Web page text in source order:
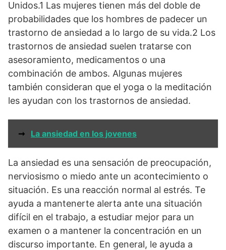
Unidos.1 Las mujeres tienen más del doble de
probabilidades que los hombres de padecer un
trastorno de ansiedad a lo largo de su vida.2 Los
trastornos de ansiedad suelen tratarse con
asesoramiento, medicamentos o una
combinación de ambos. Algunas mujeres
también consideran que el yoga o la meditación
les ayudan con los trastornos de ansiedad.
➞ La ansiedad en los jovenes
La ansiedad es una sensación de preocupación,
nerviosismo o miedo ante un acontecimiento o
situación. Es una reacción normal al estrés. Te
ayuda a mantenerte alerta ante una situación
difícil en el trabajo, a estudiar mejor para un
examen o a mantener la concentración en un
discurso importante. En general, le ayuda a